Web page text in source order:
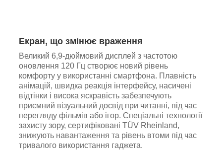
Екран, що змінює враження
Великий 6,9-дюймовий дисплей з частотою
оновлення 120 Гц створює новий рівень
комфорту у використанні смартфона. Плавність
анімацій, швидка реакція інтерфейсу, насичені
відтінки і висока яскравість забезпечують
приємний візуальний досвід при читанні, під час
перегляду фільмів або ігор. Спеціальні технології
захисту зору, сертифіковані TÜV Rheinland,
знижують навантаження та рівень втоми під час
тривалого використання гаджета.